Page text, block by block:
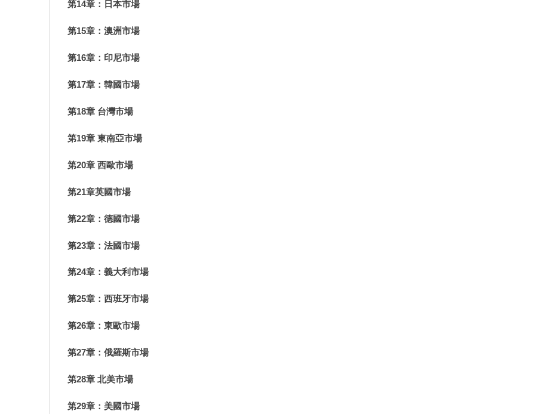
第14章：日本市場
第15章：澳洲市場
第16章：印尼市場
第17章：韓國市場
第18章 台灣市場
第19章 東南亞市場
第20章 西歐市場
第21章英國市場
第22章：德國市場
第23章：法國市場
第24章：義大利市場
第25章：西班牙市場
第26章：東歐市場
第27章：俄羅斯市場
第28章 北美市場
第29章：美國市場